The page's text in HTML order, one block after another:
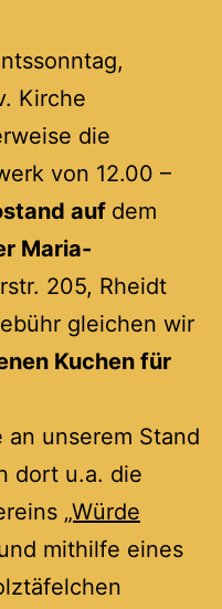
Kirche
die
von 12.00 –
auf dem
Maria-
205, Rheidt
gleichen wir
Kuchen für
unserem Stand
dort u.a. die
„Würde
mithilfe eines